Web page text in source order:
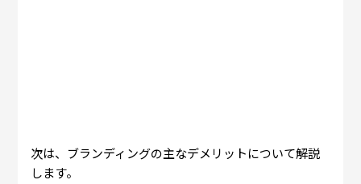
次は、ブランディングの主なデメリットについて解説
します。